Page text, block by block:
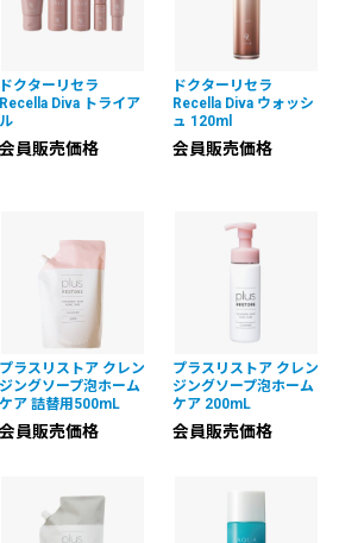
ドクターリセラ
Recella Diva トライア
ル
会員販売価格
ドクターリセラ
Recella Diva ウォッシ
ュ 120ml
会員販売価格
プラスリストア クレン
ジングソープ泡ホーム
ケア 詰替用500mL
会員販売価格
プラスリストア クレン
ジングソープ泡ホーム
ケア 200mL
会員販売価格